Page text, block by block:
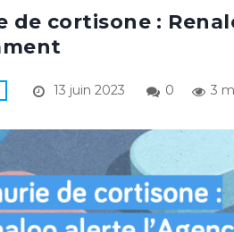
de cortisone :
13 juin 2023 0 3